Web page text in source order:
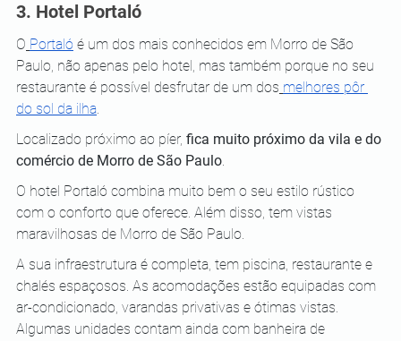
3. Hotel Portaló
O Portaló é um dos mais conhecidos em Morro de São
Paulo, não apenas pelo hotel, mas também porque no seu
restaurante é possível desfrutar de um dos melhores pôr
do sol da ilha.
Localizado próximo ao píer, fica muito próximo da vila e do
comércio de Morro de São Paulo.
O hotel Portaló combina muito bem o seu estilo rústico
com o conforto que oferece. Além disso, tem vistas
maravilhosas de Morro de São Paulo.
A sua infraestrutura é completa, tem piscina, restaurante e
chalés espaçosos. As acomodações estão equipadas com
ar-condicionado, varandas privativas e ótimas vistas.
Algumas unidades contam ainda com banheira de